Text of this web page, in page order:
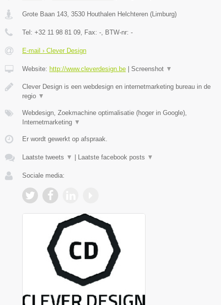
Grote Baan 143 3530 Houthalen Helchteren (Limburg)
Tel: +32 11 98 81 09 , Fax: - , BTW-nr: -
E-mail › Clever Design
Website: http://www.cleverdesign.be | Screenshot ▼
Clever Design is een webdesign en internetmarketing bureau in de
regio ▼
Webdesign, Zoekmachine optimalisatie (hoger in Google),
Internetmarketing ▼
Er wordt gewerkt op afspraak.
Laatste tweets ▼ | Laatste facebook posts ▼
Sociale media: